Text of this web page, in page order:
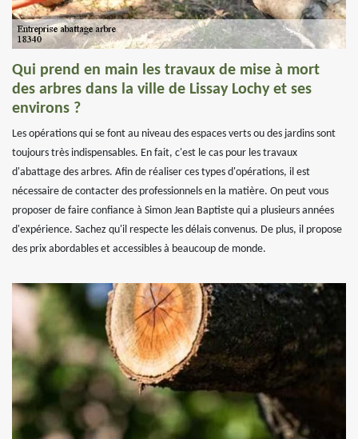
Qui prend en main les travaux de mise à mort
des arbres dans la ville de Lissay Lochy et ses
environs ?
Les opérations qui se font au niveau des espaces verts ou des jardins sont
toujours très indispensables. En fait, c'est le cas pour les travaux
d'abattage des arbres. Afin de réaliser ces types d'opérations, il est
nécessaire de contacter des professionnels en la matière. On peut vous
proposer de faire confiance à Simon Jean Baptiste qui a plusieurs années
d'expérience. Sachez qu'il respecte les délais convenus. De plus, il propose
des prix abordables et accessibles à beaucoup de monde.